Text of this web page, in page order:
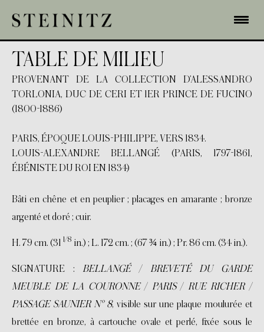
TABLE DE MILIEU
PROVENANT DE LA COLLECTION D’ALESSANDRO
TORLONIA, DUC DE CERI ET 1ER PRINCE DE FUCINO
(1800-1886)
PARIS, ÉPOQUE LOUIS-PHILIPPE, VERS 1834.
LOUIS-ALEXANDRE BELLANGÉ (PARIS, 1797-1861,
ÉBÉNISTE DU ROI EN 1834)
Bâti en chêne et en peuplier ; placages en amarante ; bronze
argenté et doré ; cuir.
H. 79 cm. (31 1/8 in.) ; L. 172 cm. ; (67 ¾ in.) ; Pr. 86 cm. (34 in.).
SIGNATURE : BELLANGÉ/ BREVETÉ DU GARDE
MEUBLE DE LA COURONNE/ PARIS/ RUE RICHER/
PASSAGE SAUNIER N° 8, visible sur une plaque moulurée et
brettée en bronze, à cartouche ovale et perlé, fixée sous le